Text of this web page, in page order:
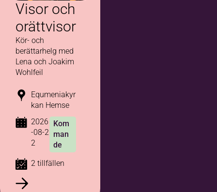
Visor och
orättvisor
Kör- och
berättarhelg med
Lena och Joakim
Wohlfeil
Equmeniakyr
kan Hemse
2026
-08-2
2
Kom
man
de
2 tillfällen